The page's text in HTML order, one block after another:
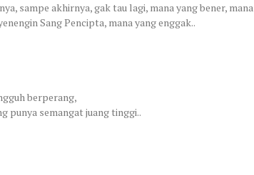
sampe akhirnya, gak tau lagi, mana yang bener, mana
Sang Pencipta, mana yang enggak..
berperang,
punya semangat juang tinggi..